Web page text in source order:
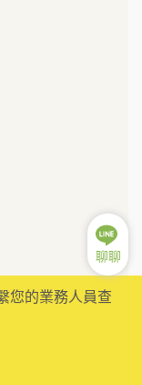
您的業務人員查
聊聊